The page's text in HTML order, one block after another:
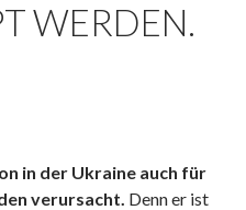
WERDEN.
in der Ukraine auch für
verursacht. Denn er ist